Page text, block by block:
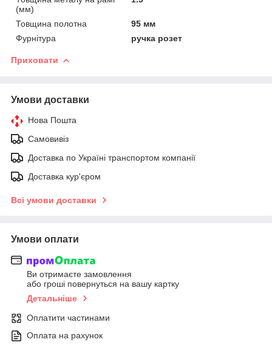
(мм)
Товщина полотна
95 мм
Фурнітура
ручка розет
Приховати
Умови доставки
Нова Пошта
Самовивіз
Доставка по Україні транспортом компанії
Доставка кур'єром
Всі умови доставки
Умови оплати
Ви отримаєте замовлення
або гроші повернуться на вашу картку
Детальніше
Оплатити частинами
Оплата на рахунок